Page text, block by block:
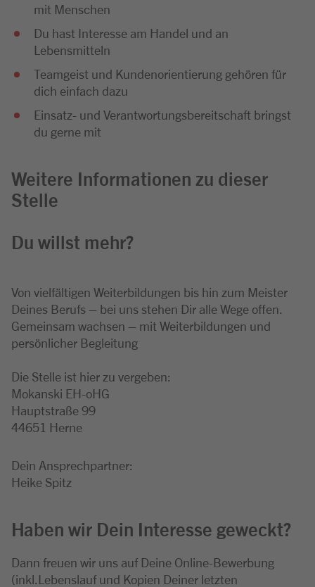
mit Menschen
Du hast Interesse am Handel und an
Lebensmitteln
Teamgeist und Kundenorientierung gehören für
dich einfach dazu
Einsatz- und Verantwortungsbereitschaft bringst
du gerne mit
Weitere Informationen zu dieser
Stelle
Du willst mehr?
Von vielfältigen Weiterbildungen bis hin zum Meister
Deines Berufs – bei uns stehen Dir alle Wege offen.
Gemeinsam wachsen – mit Weiterbildungen und
persönlicher Begleitung
Die Stelle ist hier zu vergeben:
Mokanski EH-oHG
Hauptstraße 99
44651 Herne
Dein Ansprechpartner:
Heike Spitz
Haben wir Dein Interesse geweckt?
Dann freuen wir uns auf Deine Online-Bewerbung
(inkl.Lebenslauf und Kopien Deiner letzten